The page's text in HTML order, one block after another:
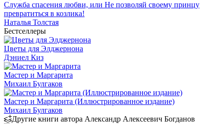
Служба спасения любви, или Не позволяй своему принцу
превратиться в козлика!
Наталья Толстая
Бестселлеры
Цветы для Элджернона
Дэниел Киз
Мастер и Маргарита
Михаил Булгаков
Мастер и Маргарита (Иллюстрированное издание)
Михаил Булгаков
Другие книги автора Александр Алексеевич Богданов